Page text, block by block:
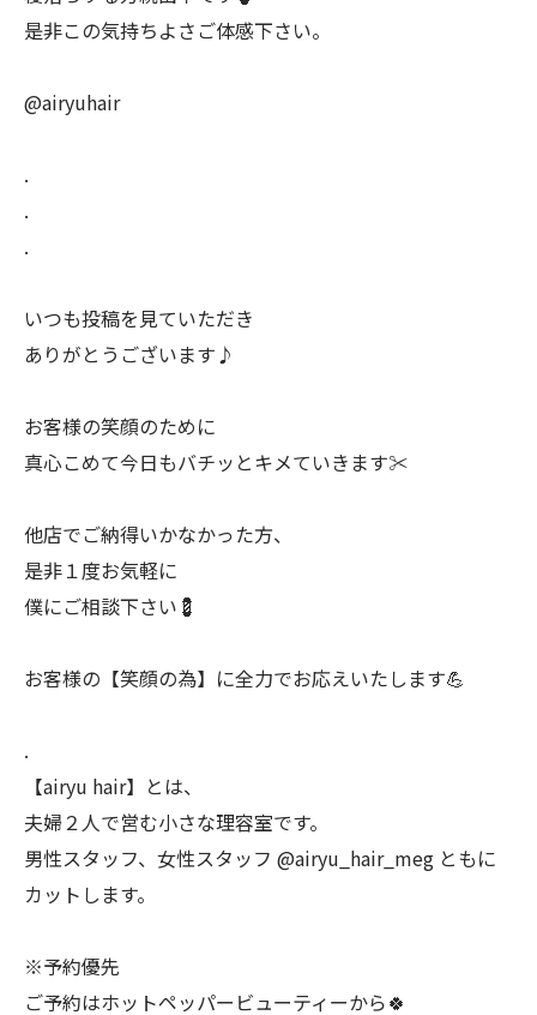
是非この気持ちよさご体感下さい。
@airyuhair
.
.
.
いつも投稿を見ていただき
ありがとうございます♪
お客様の笑顔のために
真心こめて今日もバチッとキメていきます✂️
他店でご納得いかなかった方、
是非１度お気軽に
僕にご相談下さい💈
お客様の【笑顔の為】に全力でお応えいたします💪
.
【airyu hair】とは、
夫婦２人で営む小さな理容室です。
男性スタッフ、女性スタッフ @airyu_hair_meg ともに
カットします。
※予約優先
ご予約はホットペッパービューティーから🍀